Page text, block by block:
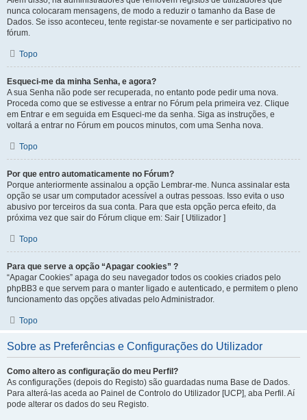
nunca colocaram mensagens, de modo a reduzir o tamanho da Base de
Dados. Se isso aconteceu, tente registar-se novamente e ser participativo no
fórum.
Topo
Esqueci-me da minha Senha, e agora?
A sua Senha não pode ser recuperada, no entanto pode pedir uma nova.
Proceda como que se estivesse a entrar no Fórum pela primeira vez. Clique
em Entrar e em seguida em Esqueci-me da senha. Siga as instruções, e
voltará a entrar no Fórum em poucos minutos, com uma Senha nova.
Topo
Por que entro automaticamente no Fórum?
Porque anteriormente assinalou a opção Lembrar-me. Nunca assinalar esta
opção se usar um computador acessível a outras pessoas. Isso evita o uso
abusivo por terceiros da sua conta. Para que esta opção perca efeito, da
próxima vez que sair do Fórum clique em: Sair [ Utilizador ]
Topo
Para que serve a opção “Apagar cookies” ?
“Apagar Cookies” apaga do seu navegador todos os cookies criados pelo
phpBB3 e que servem para o manter ligado e autenticado, e permitem o pleno
funcionamento das opções ativadas pelo Administrador.
Topo
Sobre as Preferências e Configurações do Utilizador
Como altero as configuração do meu Perfil?
As configurações (depois do Registo) são guardadas numa Base de Dados.
Para alterá-las aceda ao Painel de Controlo do Utilizador [UCP], aba Perfil. Aí
pode alterar os dados do seu Registo.